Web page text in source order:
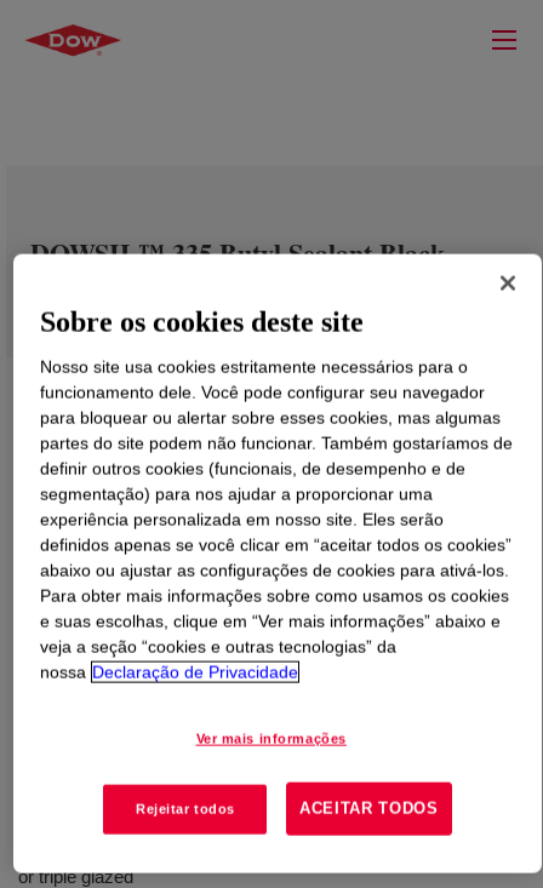
DOWSIL™ 335 Butyl Sealant Black
O que éDOWSIL™ 335 Butyl Sealant Black?
Dow's solvent-free, one-component polyisobutylene
sealant for reliable glass adhesion and spacer systems.
or triple glazed
Sobre os cookies deste site
Nosso site usa cookies estritamente necessários para o
funcionamento dele. Você pode configurar seu navegador
para bloquear ou alertar sobre esses cookies, mas algumas
partes do site podem não funcionar. Também gostaríamos de
definir outros cookies (funcionais, de desempenho e de
segmentação) para nos ajudar a proporcionar uma
experiência personalizada em nosso site. Eles serão
definidos apenas se você clicar em “aceitar todos os cookies”
abaixo ou ajustar as configurações de cookies para ativá-los.
Para obter mais informações sobre como usamos os cookies
e suas escolhas, clique em “Ver mais informações” abaixo e
veja a seção “cookies e outras tecnologias” da
nossa Declaração de Privacidade
Ver mais informações
Rejeitar todos ACEITAR TODOS